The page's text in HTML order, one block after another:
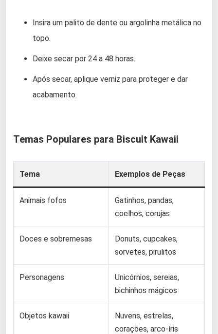
Insira um palito de dente ou argolinha metálica no
topo.
Deixe secar por 24 a 48 horas.
Após secar, aplique verniz para proteger e dar
acabamento.
Temas Populares para Biscuit Kawaii
Tema Exemplos de Peças
Animais fofos
Gatinhos, pandas,
coelhos, corujas
Doces e sobremesas
Donuts, cupcakes,
sorvetes, pirulitos
Personagens
Unicórnios, sereias,
bichinhos mágicos
Objetos kawaii
Nuvens, estrelas,
corações, arco-íris